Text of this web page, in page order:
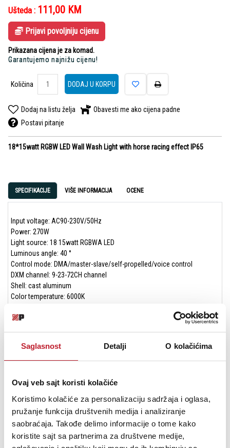
Saglasnost Detalji O kolačićima
Ovaj veb sajt koristi kolačiće
Koristimo kolačiće za personalizaciju sadržaja i oglasa,
pružanje funkcija društvenih medija i analiziranje
saobraćaja. Takođe delimo informacije o tome kako
koristite sajt sa partnerima za društvene medije,
Ušteda : 111,00 KM
Prijavi povoljniju cijenu
Prikazana cijena je za komad.
Garantujemo najnižu cijenu!
Količina DODAJ U KORPU
Dodaj na listu želja
Obavesti me ako cijena padne
Postavi pitanje
18*15watt RGBW LED Wall Wash Light with horse racing effect IP65
SPECIFIKACIJE VIŠE INFORMACIJA OCENE
Input voltage: AC90-230V/50Hz
Power: 270W
Light source: 18 15watt RGBWA LED
Luminous angle: 40 °
Control mode: DMA/master-slave/self-propelled/voice control
DXM channel: 9-23-72CH channel
Shell: cast aluminum
Color temperature: 6000K
Net weight:. 9.5kg